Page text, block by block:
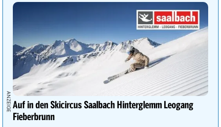
Auf in den Skicircus Saalbach Hinterglemm Leogang
Fieberbrunn